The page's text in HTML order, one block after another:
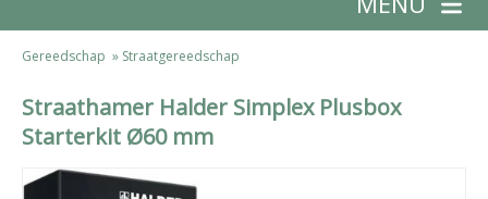
Gereedschap » Straatgereedschap
Straathamer Halder Simplex Plusbox
Starterkit Ø60 mm